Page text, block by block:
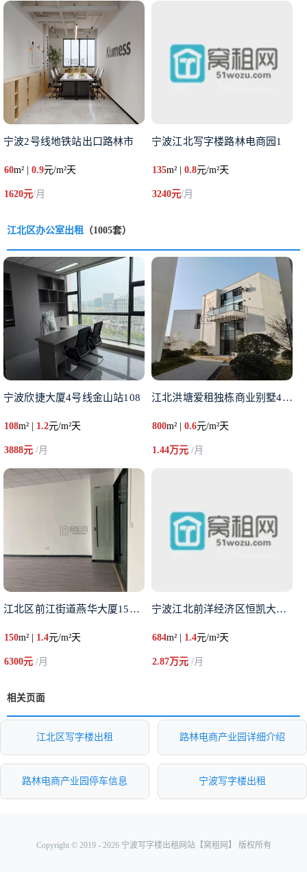
宁波2号线地铁站出口路林市
60m² | 0.9元/m²天
1620元/月
宁波江北写字楼路林电商园1
135m² |0.8元/m²天
3240元/月
江北区办公室出租 （1005套）
宁波欣捷大厦4号线金山站108
108m² | 1.2元/m²天
3888元 /月
江北洪塘爱租独栋商业别墅400
800m² |0.6元/m²天
1.44万元/月
江北区前江街道燕华大厦150平
150m² | 1.4元/m²天
6300元 /月
宁波江北前洋经济区恒凯大厦68
684m² | 1.4元/m²天
2.87万元/月
相关页面
江北区写字楼出租 路林电商产业园详细介绍
路林电商产业园停车信息 宁波写字楼出租
Copyright © 2019 - 2026 宁波写字楼出租网站【窝租网】 版权所有